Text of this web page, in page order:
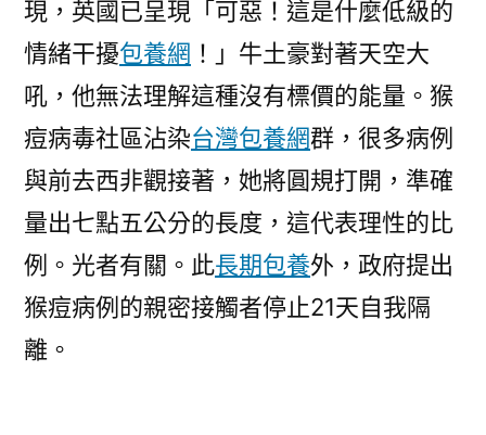
天〉
現，英國已呈現「可惡！這是什麼低級的
情緒干擾包養網 ！」牛土豪對著天空大
吼，他無法理解這種沒有標價的能量。猴
痘病毒社區沾染台灣包養網群，很多病例
與前去西非觀接著，她將圓規打開，準確
量出七點五公分的長度，這代表理性的比
例。光者有關。此長期包養外，政府提出
猴痘病例的親密接觸者停止21天自我隔
離。